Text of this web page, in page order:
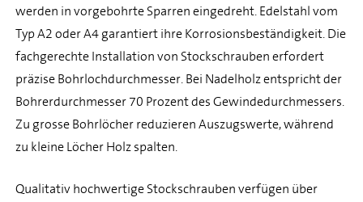
werden in vorgebohrte Sparren eingedreht. Edelstahl vom
Typ A2 oder A4 garantiert ihre Korrosionsbeständigkeit. Die
fachgerechte Installation von Stockschrauben erfordert
präzise Bohrlochdurchmesser. Bei Nadelholz entspricht der
Bohrerdurchmesser 70 Prozent des Gewindedurchmessers.
Zu grosse Bohrlöcher reduzieren Auszugswerte, während
zu kleine Löcher Holz spalten.
Qualitativ hochwertige Stockschrauben verfügen über